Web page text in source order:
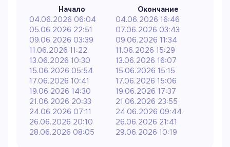
Начало
Окончание
04.06.2026 06:04
04.06.2026 16:46
05.06.2026 22:51
07.06.2026 03:43
09.06.2026 03:39
09.06.2026 11:34
11.06.2026 11:22
11.06.2026 15:29
13.06.2026 10:30
13.06.2026 16:07
15.06.2026 05:54
15.06.2026 15:15
17.06.2026 10:41
17.06.2026 15:06
19.06.2026 14:30
19.06.2026 17:37
21.06.2026 20:33
21.06.2026 23:55
24.06.2026 07:11
24.06.2026 09:44
26.06.2026 20:10
26.06.2026 21:41
28.06.2026 08:05
29.06.2026 10:19